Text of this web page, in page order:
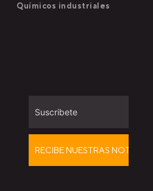
Químicos industriales